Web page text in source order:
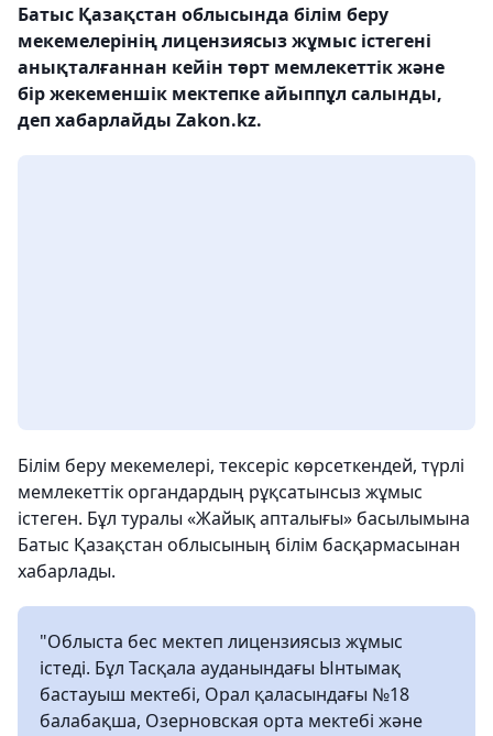
Батыс Қазақстан облысында білім беру
мекемелерінің лицензиясыз жұмыс істегені
анықталғаннан кейін төрт мемлекеттік және
бір жекеменшік мектепке айыппұл салынды,
деп хабарлайды Zakon.kz.
Білім беру мекемелері, тексеріс көрсеткендей, түрлі
мемлекеттік органдардың рұқсатынсыз жұмыс
істеген. Бұл туралы «Жайық апталығы» басылымына
Батыс Қазақстан облысының білім басқармасынан
хабарлады.
"Облыста бес мектеп лицензиясыз жұмыс
істеді. Бұл Тасқала ауданындағы Ынтымақ
бастауыш мектебі, Орал қаласындағы №18
балабақша, Озерновская орта мектебі және